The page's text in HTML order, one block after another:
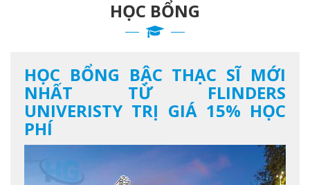
HỌC BỔNG
HỌC BỔNG BẬC THẠC SĨ MỚI
NHẤT TỪ FLINDERS
UNIVERISTY TRỊ GIÁ 15% HỌC
PHÍ